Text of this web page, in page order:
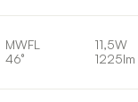
MWFL
46°
11,5W
1225lm